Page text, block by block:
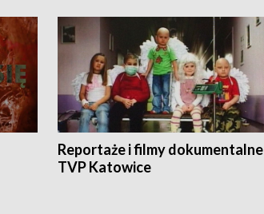
Reportaże i filmy dokumentalne
TVP Katowice